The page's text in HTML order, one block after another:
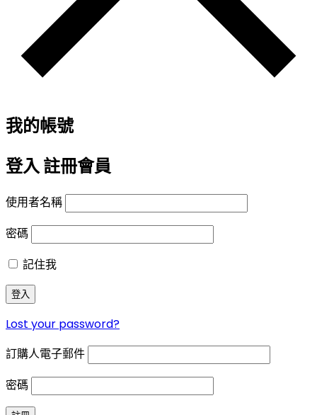
我的帳號
登入註冊會員
使用者名稱
密碼
記住我
登入
Lost your password?
訂購人電子郵件
密碼